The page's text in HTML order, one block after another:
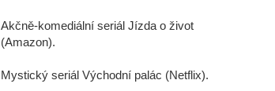
Akčně-komediální seriál Jízda o život
(Amazon).
Mystický seriál Východní palác (Netflix).